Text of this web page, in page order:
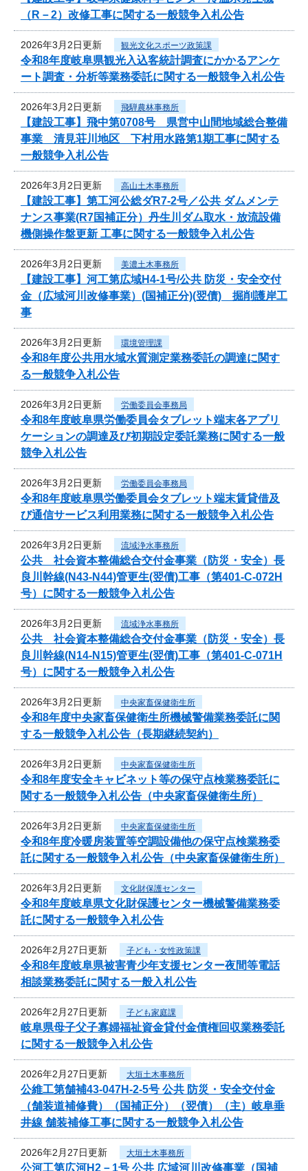
（R－2）改修工事に関する一般競争入札公告
2026年3月2日更新 観光文化スポーツ政策課
令和8年度岐阜県観光入込客統計調査にかかるアンケ
ート調査・分析等業務委託に関する一般競争入札公告
2026年3月2日更新 飛騨農林事務所
【建設工事】飛中第0708号 県営中山間地域総合整備
事業 清見荘川地区 下村用水路第1期工事に関する
一般競争入札公告
2026年3月2日更新 高山土木事務所
【建設工事】第工河公総ダR7-2号／公共 ダムメンテ
ナンス事業(R7国補正分）丹生川ダム取水・放流設備
機側操作盤更新 工事に関する一般競争入札公告
2026年3月2日更新 美濃土木事務所
【建設工事】河工第広域H4-1号/公共 防災・安全交付
金（広域河川改修事業）(国補正分)(翌債) 掘削護岸工
事
2026年3月2日更新 環境管理課
令和8年度公共用水域水質測定業務委託の調達に関す
る一般競争入札公告
2026年3月2日更新 労働委員会事務局
令和8年度岐阜県労働委員会タブレット端末各アプリ
ケーションの調達及び初期設定委託業務に関する一般
競争入札公告
2026年3月2日更新 労働委員会事務局
令和8年度岐阜県労働委員会タブレット端末賃貸借及
び通信サービス利用業務に関する一般競争入札公告
2026年3月2日更新 流域浄水事務所
公共 社会資本整備総合交付金事業（防災・安全）長
良川幹線(N43-N44)管更生(翌債)工事（第401-C-072H
号）に関する一般競争入札公告
2026年3月2日更新 流域浄水事務所
公共 社会資本整備総合交付金事業（防災・安全）長
良川幹線(N14-N15)管更生(翌債)工事（第401-C-071H
号）に関する一般競争入札公告
2026年3月2日更新 中央家畜保健衛生所
令和8年度中央家畜保健衛生所機械警備業務委託に関
する一般競争入札公告（長期継続契約）
2026年3月2日更新 中央家畜保健衛生所
令和8年度安全キャビネット等の保守点検業務委託に
関する一般競争入札公告（中央家畜保健衛生所）
2026年3月2日更新 中央家畜保健衛生所
令和8年度冷暖房装置等空調設備他の保守点検業務委
託に関する一般競争入札公告（中央家畜保健衛生所）
2026年3月2日更新 文化財保護センター
令和8年度岐阜県文化財保護センター機械警備業務委
託に関する一般競争入札公告
2026年2月27日更新 子ども・女性政策課
令和8年度岐阜県被害青少年支援センター夜間等電話
相談業務委託に関する一般入札公告
2026年2月27日更新 子ども家庭課
岐阜県母子父子寡婦福祉資金貸付金債権回収業務委託
に関する一般競争入札公告
2026年2月27日更新 大垣土木事務所
公維工第舗補43-047H-2-5号 公共 防災・安全交付金
（舗装道補修費）（国補正分）（翌債）（主）岐阜垂
井線 舗装補修工事に関する一般競争入札公告
2026年2月27日更新 大垣土木事務所
公河工第広河H2－1号 公共 広域河川改修事業（国補